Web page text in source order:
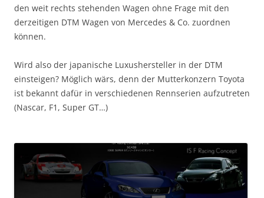
den weit rechts stehenden Wagen ohne Frage mit den
derzeitigen DTM Wagen von Mercedes & Co. zuordnen
können.
Wird also der japanische Luxushersteller in der DTM
einsteigen? Möglich wärs, denn der Mutterkonzern Toyota
ist bekannt dafür in verschiedenen Rennserien aufzutreten
(Nascar, F1, Super GT…)